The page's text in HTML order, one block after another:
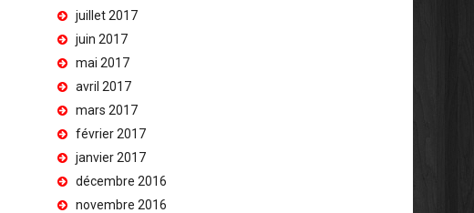
juillet 2017
juin 2017
mai 2017
avril 2017
mars 2017
février 2017
janvier 2017
décembre 2016
novembre 2016